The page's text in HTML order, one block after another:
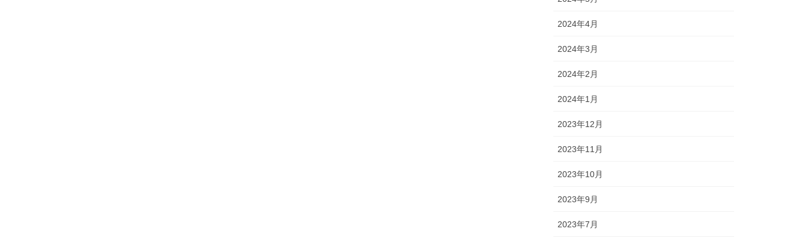
2024年4月
2024年3月
2024年2月
2024年1月
2023年12月
2023年11月
2023年10月
2023年9月
2023年7月